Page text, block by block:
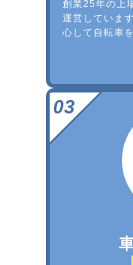
創業25年の上
運営していま
心して自転車